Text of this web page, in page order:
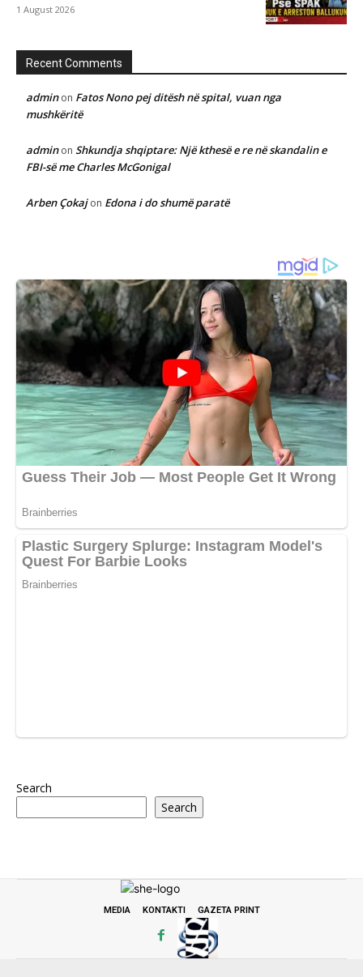
1 August 2026
Recent Comments
adminon Fatos Nono pej ditësh në spital, vuan nga
mushkëritë
adminon Shkundja shqiptare: Një kthesë e re në skandalin e
FBI-së me Charles McGonigal
Arben Çokajon Edona i do shumë paratë
Search
Search
MEDIA KONTAKTI GAZETA PRINT